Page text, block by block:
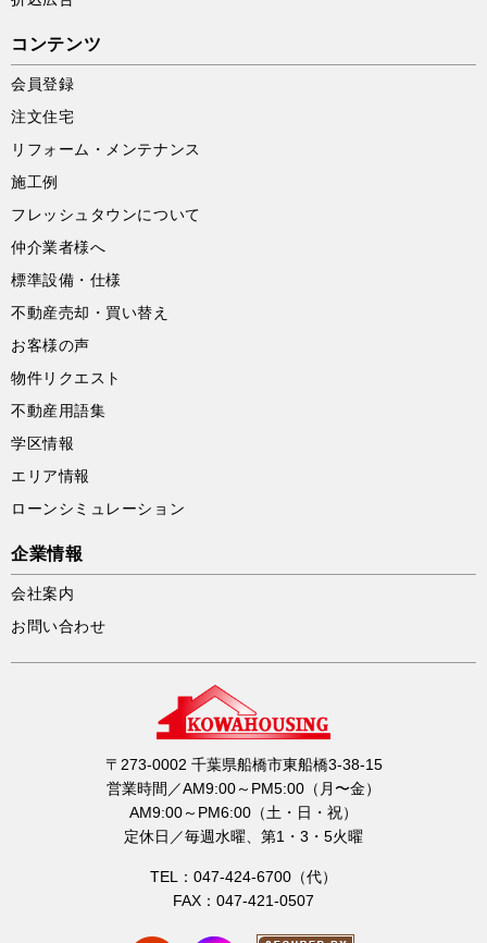
コンテンツ
会員登録
注文住宅
リフォーム・メンテナンス
施工例
フレッシュタウンについて
仲介業者様へ
標準設備・仕様
不動産売却・買い替え
お客様の声
物件リクエスト
不動産用語集
学区情報
エリア情報
ローンシミュレーション
企業情報
会社案内
お問い合わせ
〒273-0002 千葉県船橋市東船橋3-38-15
営業時間／AM9:00～PM5:00（月〜金）
AM9:00～PM6:00（土・日・祝）
定休日／毎週水曜、第1・3・5火曜
TEL：047-424-6700（代）
FAX：047-421-0507